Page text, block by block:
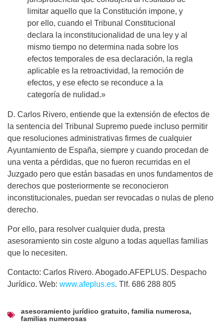
limitar aquello que la Constitución impone, y
por ello, cuando el Tribunal Constitucional
declara la inconstitucionalidad de una ley y al
mismo tiempo no determina nada sobre los
efectos temporales de esa declaración, la regla
aplicable es la retroactividad, la remoción de
efectos, y ese efecto se reconduce a la
categoría de nulidad.»
D. Carlos Rivero, entiende que la extensión de efectos de
la sentencia del Tribunal Supremo puede incluso permitir
que resoluciones administrativas firmes de cualquier
Ayuntamiento de España, siempre y cuando procedan de
una venta a pérdidas, que no fueron recurridas en el
Juzgado pero que están basadas en unos fundamentos de
derechos que posteriormente se reconocieron
inconstitucionales, puedan ser revocadas o nulas de pleno
derecho.
Por ello, para resolver cualquier duda, presta
asesoramiento sin coste alguno a todas aquellas familias
que lo necesiten.
Contacto: Carlos Rivero. Abogado.AFEPLUS. Despacho
Jurídico. Web: www.afeplus.es. Tlf. 686 288 805
asesoramiento jurídico gratuito, familia numerosa,
familias numerosas